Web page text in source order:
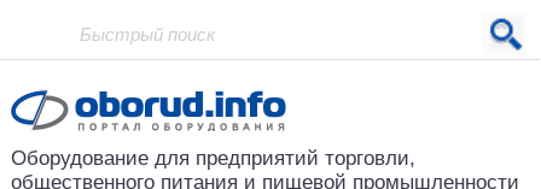
Проект основан в 2001 году
Оборудование для предприятий торговли,
общественного питания и пищевой промышленности